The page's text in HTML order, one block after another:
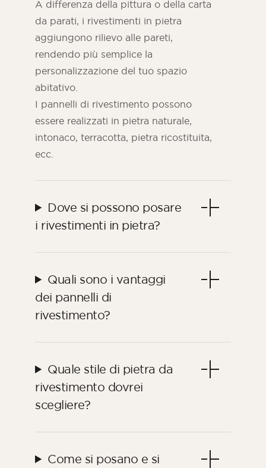
A differenza della pittura o della carta
da parati, i rivestimenti in pietra
aggiungono rilievo alle pareti,
rendendo più semplice la
personalizzazione del tuo spazio
abitativo.
I pannelli di rivestimento possono
essere realizzati in pietra naturale,
intonaco, terracotta, pietra ricostituita,
ecc.
Dove si possono posare
i rivestimenti in pietra?
Quali sono i vantaggi
dei pannelli di
rivestimento?
Quale stile di pietra da
rivestimento dovrei
scegliere?
Come si posano e si